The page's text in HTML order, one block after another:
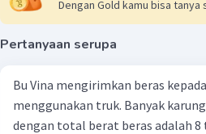
Dengan Gold kamu bisa
Pertanyaan serupa
Bu Vina mengirimkan beras
menggunakan truk. Banyak
dengan total berat beras adalah